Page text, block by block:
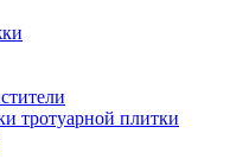
тротуарной плитки